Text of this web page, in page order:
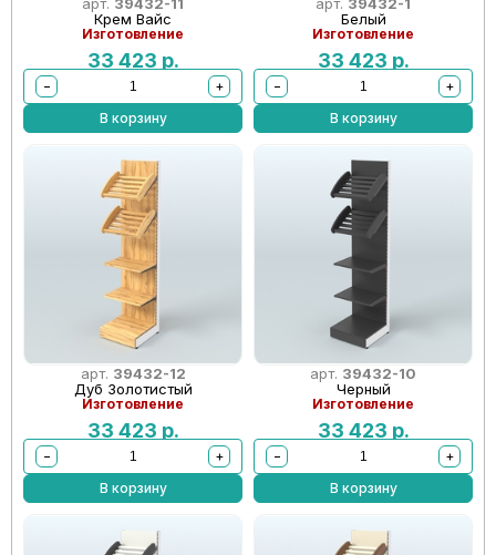
Крем Вайс
Изготовление
33 423 р.
−
+
В корзину
Белый
Изготовление
33 423 р.
−
+
В корзину
арт. 39432-12
Дуб Золотистый
Изготовление
33 423 р.
−
+
В корзину
арт. 39432-10
Черный
Изготовление
33 423 р.
−
+
В корзину